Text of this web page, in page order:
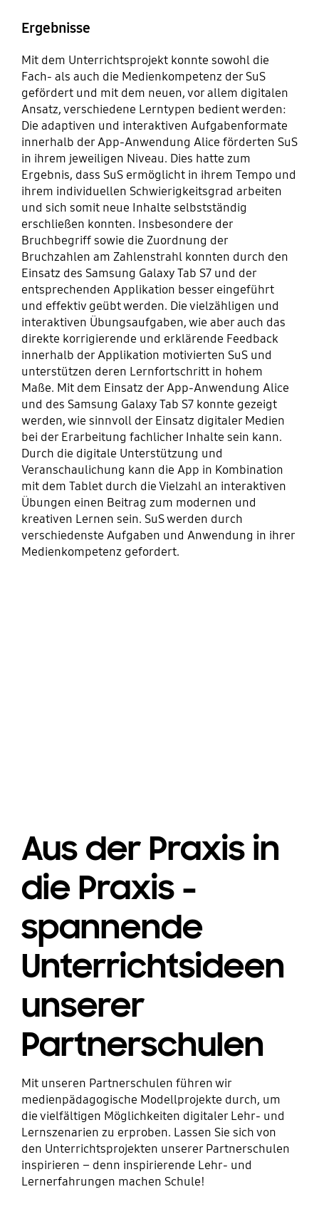
Ergebnisse
Mit dem Unterrichtsprojekt konnte sowohl die
Fach- als auch die Medienkompetenz der SuS
gefördert und mit dem neuen, vor allem digitalen
Ansatz, verschiedene Lerntypen bedient werden:
Die adaptiven und interaktiven Aufgabenformate
innerhalb der App-Anwendung Alice förderten SuS
in ihrem jeweiligen Niveau. Dies hatte zum
Ergebnis, dass SuS ermöglicht in ihrem Tempo und
ihrem individuellen Schwierigkeitsgrad arbeiten
und sich somit neue Inhalte selbstständig
erschließen konnten. Insbesondere der
Bruchbegriff sowie die Zuordnung der
Bruchzahlen am Zahlenstrahl konnten durch den
Einsatz des Samsung Galaxy Tab S7 und der
entsprechenden Applikation besser eingeführt
und effektiv geübt werden. Die vielzähligen und
interaktiven Übungsaufgaben, wie aber auch das
direkte korrigierende und erklärende Feedback
innerhalb der Applikation motivierten SuS und
unterstützen deren Lernfortschritt in hohem
Maße. Mit dem Einsatz der App-Anwendung Alice
und des Samsung Galaxy Tab S7 konnte gezeigt
werden, wie sinnvoll der Einsatz digitaler Medien
bei der Erarbeitung fachlicher Inhalte sein kann.
Durch die digitale Unterstützung und
Veranschaulichung kann die App in Kombination
mit dem Tablet durch die Vielzahl an interaktiven
Übungen einen Beitrag zum modernen und
kreativen Lernen sein. SuS werden durch
verschiedenste Aufgaben und Anwendung in ihrer
Medienkompetenz gefordert.
Aus der Praxis in
die Praxis -
spannende
Unterrichtsideen
unserer
Partnerschulen
Mit unseren Partnerschulen führen wir
medienpädagogische Modellprojekte durch, um
die vielfältigen Möglichkeiten digitaler Lehr- und
Lernszenarien zu erproben. Lassen Sie sich von
den Unterrichtsprojekten unserer Partnerschulen
inspirieren – denn inspirierende Lehr- und
Lernerfahrungen machen Schule!